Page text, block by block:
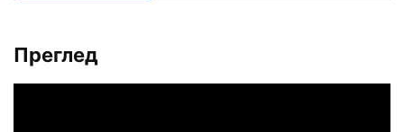
Преглед